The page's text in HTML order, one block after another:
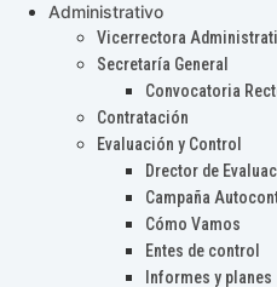
Administrativo
Vicerrectora
Secretaría General
Convocatoria
Contratación
Evaluación y Control
Drector de
Campaña
Cómo Vamos
Entes de control
Informes y planes